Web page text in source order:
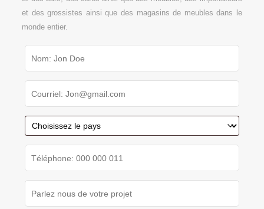
et des grossistes ainsi que des magasins de meubles dans le
monde entier.